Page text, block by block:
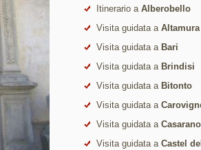
Itinerario a Alberobello
Visita guidata a Altamura
Visita guidata a Bari
Visita guidata a Brindisi
Visita guidata a Bitonto
Visita guidata a
Visita guidata a Casarano
Visita guidata a Castel del